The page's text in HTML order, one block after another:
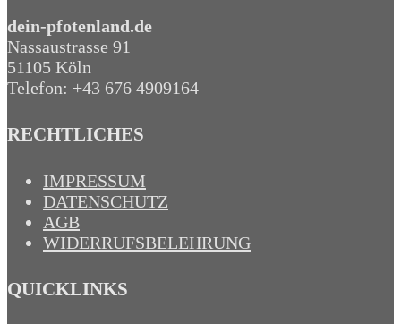
dein-pfotenland.de
Nassaustrasse 91
51105 Köln
Telefon: +43 676 4909164‬
RECHTLICHES
IMPRESSUM
DATENSCHUTZ
AGB
WIDERRUFSBELEHRUNG
QUICKLINKS